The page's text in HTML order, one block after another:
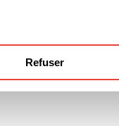
Refuser